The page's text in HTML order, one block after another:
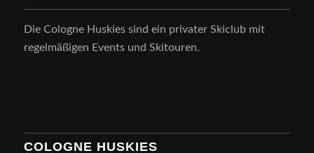
Die Cologne Huskies sind ein privater Skiclub mit
regelmäßigen Events und Skitouren.
COLOGNE HUSKIES